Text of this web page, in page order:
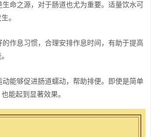
命之源，对于肠道也尤为重要。适量饮水可
。
作息习惯，合理安排作息时间，有助于提高
能够促进肠道蠕动，帮助排便。即使是简单
能起到显著效果。